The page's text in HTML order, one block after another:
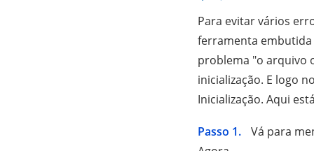
Para evitar vários
ferramenta embutida
problema "o arquivo
inicialização. E logo
Inicialização. Aqui
Passo 1.
Vá para